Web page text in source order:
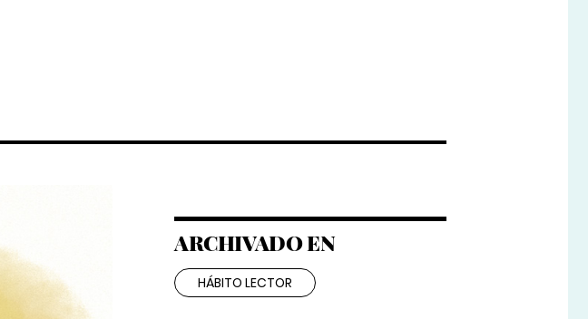
ARCHIVADO EN
HÁBITO LECTOR